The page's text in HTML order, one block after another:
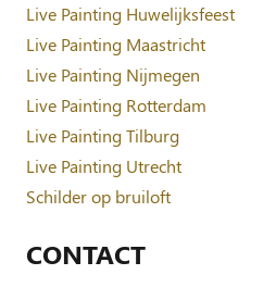
Live Painting Huwelijksfeest
Live Painting Maastricht
Live Painting Nijmegen
Live Painting Rotterdam
Live Painting Tilburg
Live Painting Utrecht
Schilder op bruiloft
CONTACT